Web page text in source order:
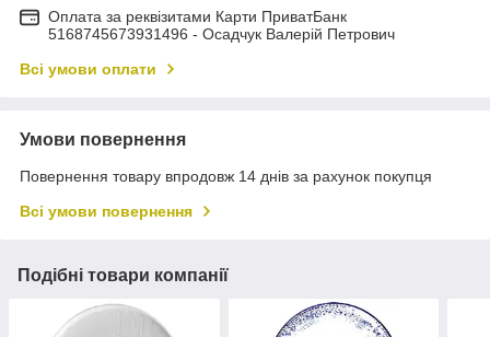
Оплата за реквізитами Карти ПриватБанк
5168745673931496 - Осадчук Валерій Петрович
Всі умови оплати
Умови повернення
Повернення товару впродовж 14 днів за рахунок покупця
Всі умови повернення
Подібні товари компанії